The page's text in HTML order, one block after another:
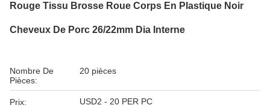
Rouge Tissu Brosse Roue Corps En Plastique Noir
Cheveux De Porc 26/22mm Dia Interne
Nombre De
Pièces:
20 pièces
Prix: USD2 - 20 PER PC